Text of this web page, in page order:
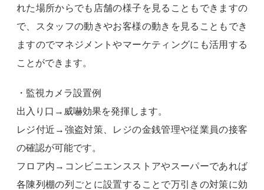
れた場所からでも店舗の様子を見ることもできますの
で、スタッフの動きやお客様の動きを見ることもでき
ますのでマネジメントやマーケティングにも活用する
ことができます。
・監視カメラ設置例
出入り口→威嚇効果を発揮します。
レジ付近→強盗対策、レジの金銭管理や従業員の接客
の確認が可能です。
フロア内→コンビニエンスストアやスーパーであれば
各陳列棚の列ごとに設置することで万引きの対策に効